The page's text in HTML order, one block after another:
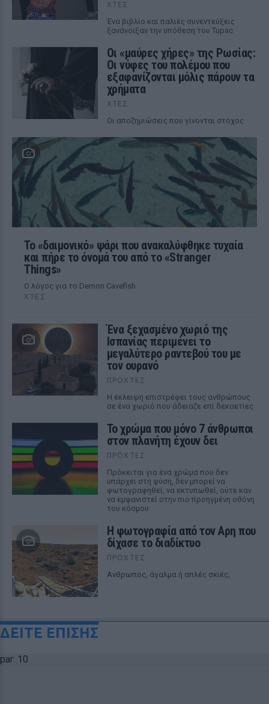
ΧΤΕΣ
Ένα βιβλίο και παλιές συνεντεύξεις
ξανάνοιξαν την υπόθεση του Tupac
Οι «μαύρες χήρες» της Ρωσίας:
Οι νύφες του πολέμου που
εξαφανίζονται μόλις πάρουν τα
χρήματα
ΧΤΕΣ
Οι αποζημιώσεις που γίνονται στόχος
Το «δαιμονικό» ψάρι που ανακαλύφθηκε τυχαία
και πήρε το όνομά του από το «Stranger
Things»
Ο λόγος για το Demon Cavefish
ΧΤΕΣ
Ένα ξεχασμένο χωριό της
Ισπανίας περιμένει το
μεγαλύτερο ραντεβού του με
τον ουρανό
ΠΡΟΧΤΈΣ
Η έκλειψη επιστρέφει τους ανθρώπους
σε ένα χωριό που άδειαζε επί δεκαετίες
Το χρώμα που μόνο 7 άνθρωποι
στον πλανήτη έχουν δει
ΠΡΟΧΤΈΣ
Πρόκειται για ένα χρώμα που δεν
υπάρχει στη φύση, δεν μπορεί να
φωτογραφηθεί, να εκτυπωθεί, ούτε καν
να εμφανιστεί στην πιο προηγμένη οθόνη
του κόσμου
Η φωτογραφία από τον Αρη που
δίχασε το διαδίκτυο
ΠΡΟΧΤΈΣ
Ανθρωπος, άγαλμα ή απλές σκιές;
ΔΕΙΤΕ ΕΠΙΣΗΣ
par: 10